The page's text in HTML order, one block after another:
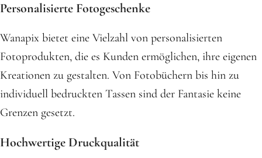
Personalisierte Fotogeschenke
Wanapix bietet eine Vielzahl von personalisierten
Fotoprodukten, die es Kunden ermöglichen, ihre eigenen
Kreationen zu gestalten. Von Fotobüchern bis hin zu
individuell bedruckten Tassen sind der Fantasie keine
Grenzen gesetzt.
Hochwertige Druckqualität